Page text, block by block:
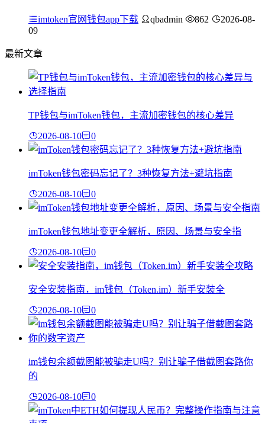
imtoken官网钱包app下载 qbadmin 862
2026-08-
09
最新文章
TP钱包与imToken钱包，主流加密钱包的核心差异
2026-08-10 0
imToken钱包密码忘记了？3种恢复方法+避坑指南
2026-08-10 0
imToken钱包地址变更全解析，原因、场景与安全指
2026-08-10 0
安全安装指南，im钱包（Token.im）新手安装全
2026-08-10 0
im钱包余额截图能被骗走U吗？别让骗子借截图套路你
的
2026-08-10 0